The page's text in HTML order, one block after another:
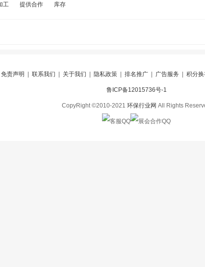
工 提供合作 库存
免责声明 联系我们 关于我们 隐私政策 排名推广 广告服务 积分
鲁ICP备12015736号-1
CopyRight ©2010-2021 环保行业网 All Rights